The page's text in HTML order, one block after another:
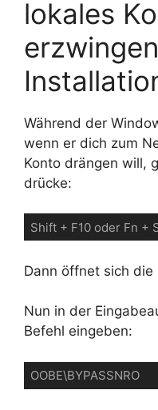
lokales
Während der
wenn er dich zum
Konto drängen will,
drücke:
Dann öffnet sich
Nun in der
Befehl eingeben:
OOBE\BYPASSNRO